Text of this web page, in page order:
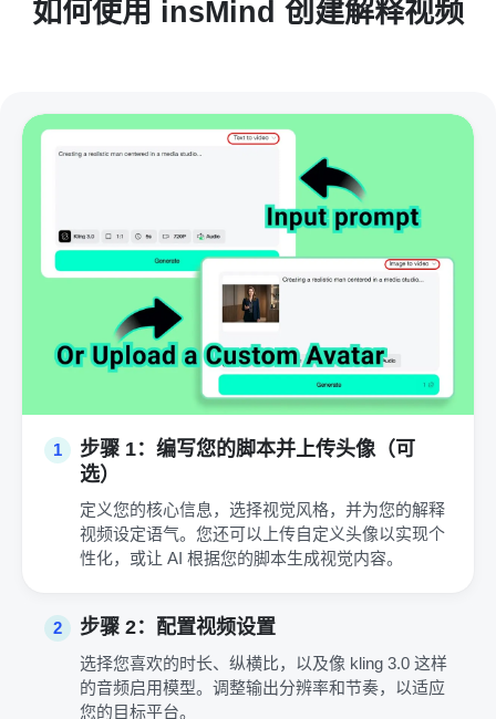
如何使用 insMind 创建解释视频
1
步骤 1：编写您的脚本并上传头像（可
选）
定义您的核心信息，选择视觉风格，并为您的解释
视频设定语气。您还可以上传自定义头像以实现个
性化，或让 AI 根据您的脚本生成视觉内容。
2 步骤 2：配置视频设置
选择您喜欢的时长、纵横比，以及像 kling 3.0 这样
的音频启用模型。调整输出分辨率和节奏，以适应
您的目标平台。